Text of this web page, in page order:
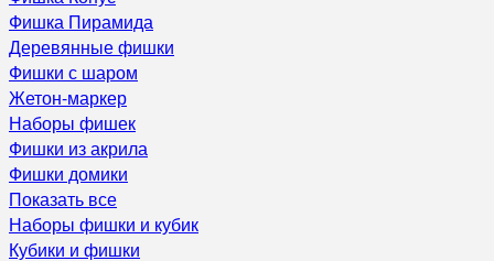
Фишка Пирамида
Деревянные фишки
Фишки с шаром
Жетон-маркер
Наборы фишек
Фишки из акрила
Фишки домики
Показать все
Наборы фишки и кубик
Кубики и фишки